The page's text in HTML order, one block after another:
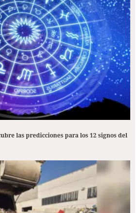
las predicciones para los 12 signos del